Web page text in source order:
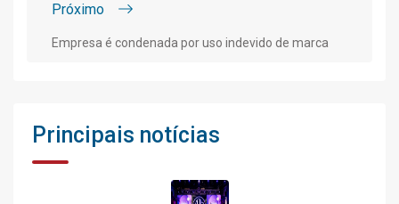
Próximo
Empresa é condenada por uso indevido de marca
Principais notícias